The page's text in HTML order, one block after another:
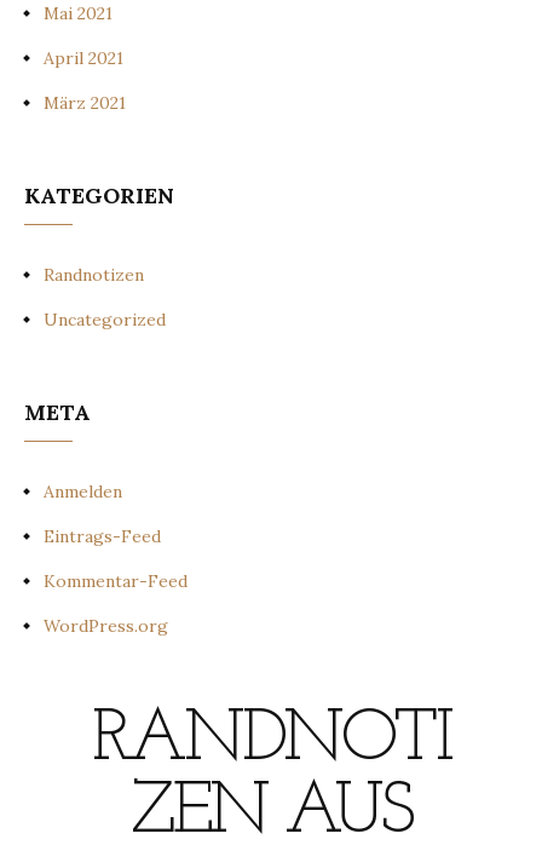
Mai 2021
April 2021
März 2021
KATEGORIEN
Randnotizen
Uncategorized
META
Anmelden
Eintrags-Feed
Kommentar-Feed
WordPress.org
RANDNOTI
ZEN AUS